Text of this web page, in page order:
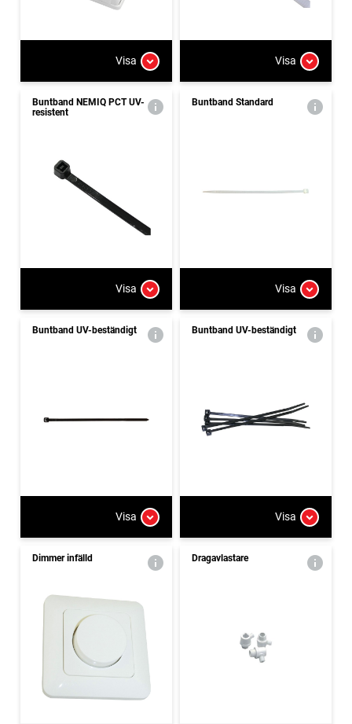
Visa Visa
Buntband NEMIQ PCT UV-
resistent
Visa
Buntband Standard
Visa
Buntband UV-beständigt
Visa
Buntband UV-beständigt
Visa
Dimmer infälld Dragavlastare